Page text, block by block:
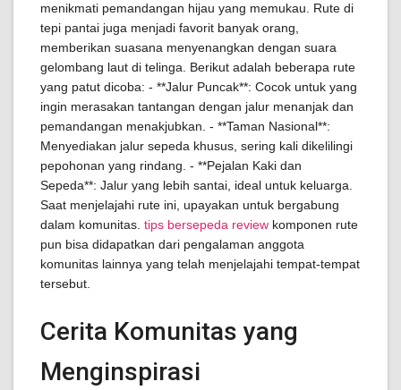
menikmati pemandangan hijau yang memukau. Rute di
tepi pantai juga menjadi favorit banyak orang,
memberikan suasana menyenangkan dengan suara
gelombang laut di telinga. Berikut adalah beberapa rute
yang patut dicoba: - **Jalur Puncak**: Cocok untuk yang
ingin merasakan tantangan dengan jalur menanjak dan
pemandangan menakjubkan. - **Taman Nasional**:
Menyediakan jalur sepeda khusus, sering kali dikelilingi
pepohonan yang rindang. - **Pejalan Kaki dan
Sepeda**: Jalur yang lebih santai, ideal untuk keluarga.
Saat menjelajahi rute ini, upayakan untuk bergabung
dalam komunitas. tips bersepeda review komponen rute
pun bisa didapatkan dari pengalaman anggota
komunitas lainnya yang telah menjelajahi tempat-tempat
tersebut.
Cerita Komunitas yang
Menginspirasi